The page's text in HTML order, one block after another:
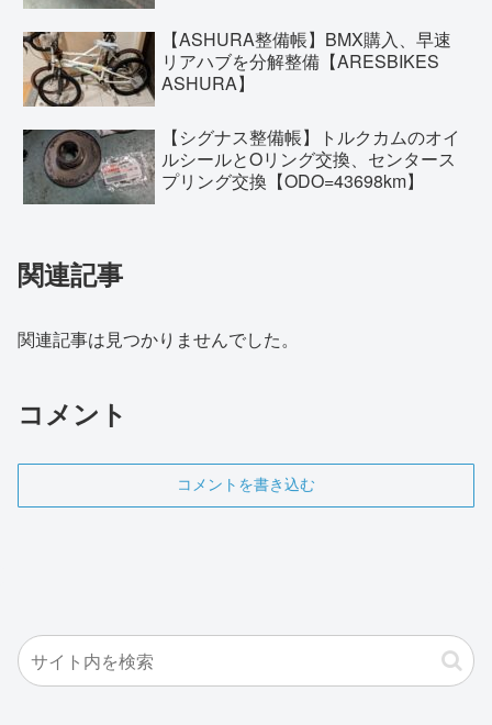
【ASHURA整備帳】BMX購入、早速
リアハブを分解整備【ARESBIKES
ASHURA】
【シグナス整備帳】トルクカムのオイ
ルシールとOリング交換、センタース
プリング交換【ODO=43698km】
関連記事
関連記事は見つかりませんでした。
コメント
コメントを書き込む